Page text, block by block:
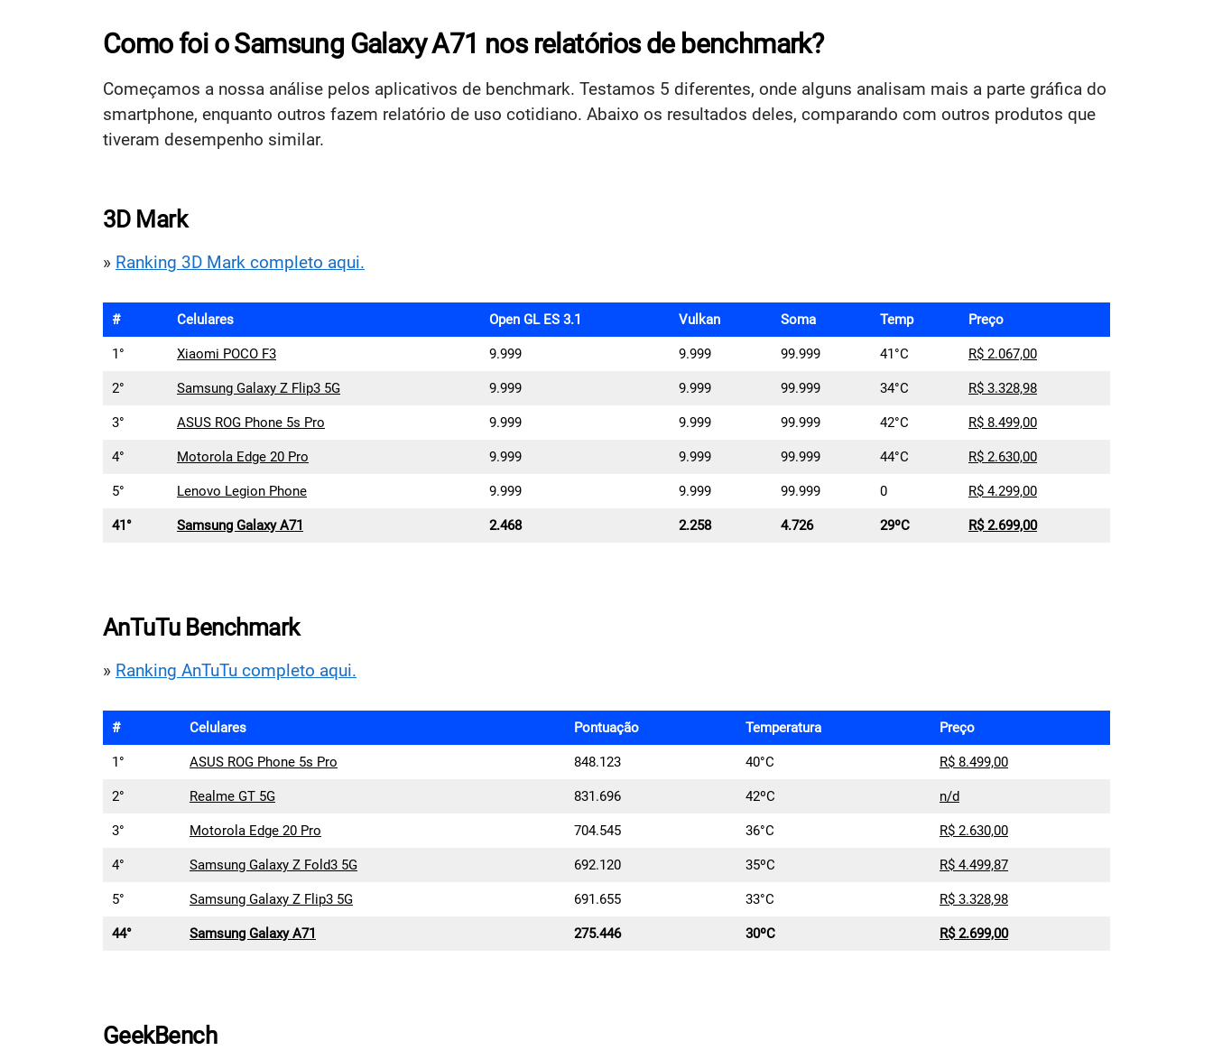
Como foi o Samsung Galaxy A71 nos relatórios de benchmark?
Começamos a nossa análise pelos aplicativos de benchmark. Testamos 5 diferentes, onde alguns analisam mais a parte gráfica do
smartphone, enquanto outros fazem relatório de uso cotidiano. Abaixo os resultados deles, comparando com outros produtos que
tiveram desempenho similar.
3D Mark
» Ranking 3D Mark completo aqui.
# Celulares Open GL ES 3.1 Vulkan Soma Temp Preço
1° Xiaomi POCO F3 9.999 9.999 99.999 41°C R$ 2.067,00
2° Samsung Galaxy Z Flip3 5G 9.999 9.999 99.999 34°C R$ 3.328,98
3° ASUS ROG Phone 5s Pro 9.999 9.999 99.999 42°C R$ 8.499,00
4° Motorola Edge 20 Pro 9.999 9.999 99.999 44°C R$ 2.630,00
5° Lenovo Legion Phone 9.999 9.999 99.999 0 R$ 4.299,00
41° Samsung Galaxy A71 2.468 2.258 4.726 29ºC R$ 2.699,00
AnTuTu Benchmark
» Ranking AnTuTu completo aqui.
# Celulares Pontuação Temperatura Preço
1° ASUS ROG Phone 5s Pro 848.123 40°C R$ 8.499,00
2° Realme GT 5G 831.696 42ºC n/d
3° Motorola Edge 20 Pro 704.545 36°C R$ 2.630,00
4° Samsung Galaxy Z Fold3 5G 692.120 35ºC R$ 4.499,87
5° Samsung Galaxy Z Flip3 5G 691.655 33°C R$ 3.328,98
44° Samsung Galaxy A71 275.446 30ºC R$ 2.699,00
GeekBench